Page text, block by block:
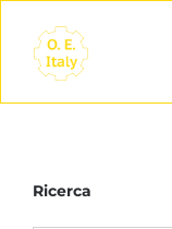
contenuto
Ricerca